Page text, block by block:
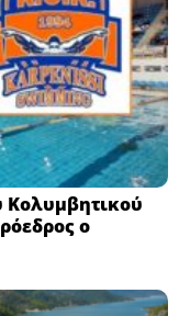
Κολυμβητικού
ο